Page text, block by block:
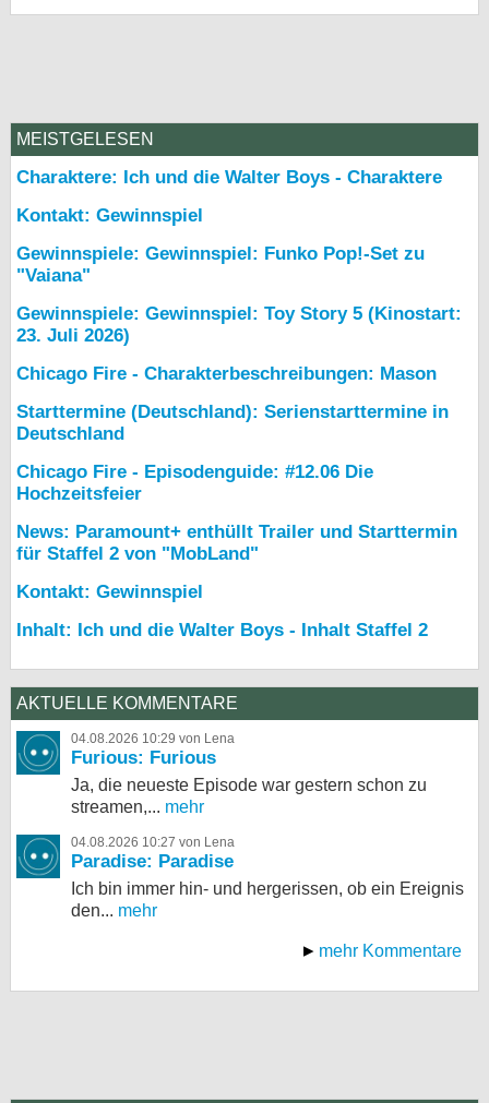
MEISTGELESEN
Charaktere: Ich und die Walter Boys - Charaktere
Kontakt: Gewinnspiel
Gewinnspiele: Gewinnspiel: Funko Pop!-Set zu
"Vaiana"
Gewinnspiele: Gewinnspiel: Toy Story 5 (Kinostart:
23. Juli 2026)
Chicago Fire - Charakterbeschreibungen: Mason
Starttermine (Deutschland): Serienstarttermine in
Deutschland
Chicago Fire - Episodenguide: #12.06 Die
Hochzeitsfeier
News: Paramount+ enthüllt Trailer und Starttermin
für Staffel 2 von "MobLand"
Kontakt: Gewinnspiel
Inhalt: Ich und die Walter Boys - Inhalt Staffel 2
AKTUELLE KOMMENTARE
04.08.2026 10:29 von Lena
Furious: Furious
Ja, die neueste Episode war gestern schon zu
streamen,... mehr
04.08.2026 10:27 von Lena
Paradise: Paradise
Ich bin immer hin- und hergerissen, ob ein Ereignis
den... mehr
mehr Kommentare
Desktop-Ansicht